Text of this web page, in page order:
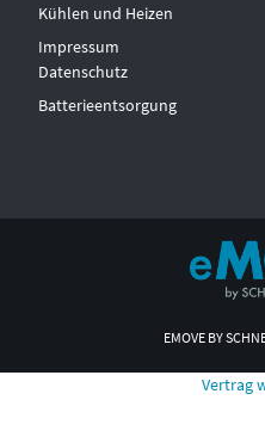
Kühlen und Heizen
Impressum
Datenschutz
Batterieentsorgung
EMOVE BY
Vertrag